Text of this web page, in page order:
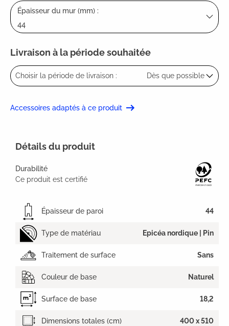
Épaisseur du mur (mm) :
44
Livraison à la période souhaitée
Choisir la période de livraison : Dès que possible
Accessoires adaptés à ce produit
Détails du produit
Durabilité
Ce produit est certifié
Épaisseur de paroi 44
Type de matériau Epicéa nordique | Pin
Traitement de surface Sans
Couleur de base Naturel
Surface de base 18,2
Dimensions totales (cm) 400 x 510